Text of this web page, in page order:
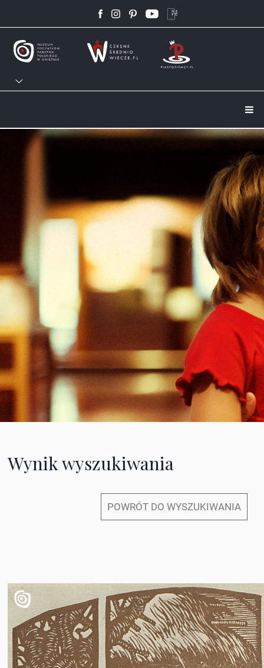
Wynik wyszukiwania
POWRÓT DO WYSZUKIWANIA